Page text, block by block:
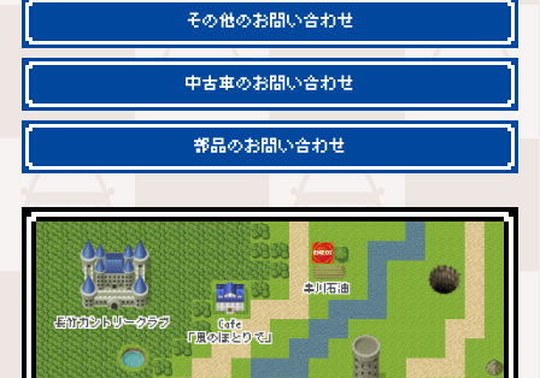
その他のお問い合わせ
中古車のお問い合わせ
部品のお問い合わせ